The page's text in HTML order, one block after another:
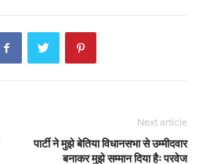
Next article
पार्टी ने मुझे बेतिया विधानसभा से उम्मीदवार
बनाकर मुझे सम्मान दिया हैः परवेज